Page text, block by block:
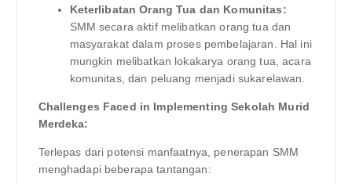
Keterlibatan Orang Tua dan Komunitas:
SMM secara aktif melibatkan orang tua dan
masyarakat dalam proses pembelajaran. Hal ini
mungkin melibatkan lokakarya orang tua, acara
komunitas, dan peluang menjadi sukarelawan.
Challenges Faced in Implementing Sekolah Murid
Merdeka:
Terlepas dari potensi manfaatnya, penerapan SMM
menghadapi beberapa tantangan: